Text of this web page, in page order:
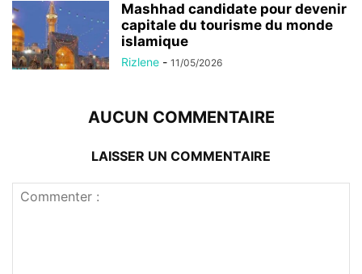
Mashhad candidate pour devenir
capitale du tourisme du monde
islamique
Rizlene - 11/05/2026
AUCUN COMMENTAIRE
LAISSER UN COMMENTAIRE